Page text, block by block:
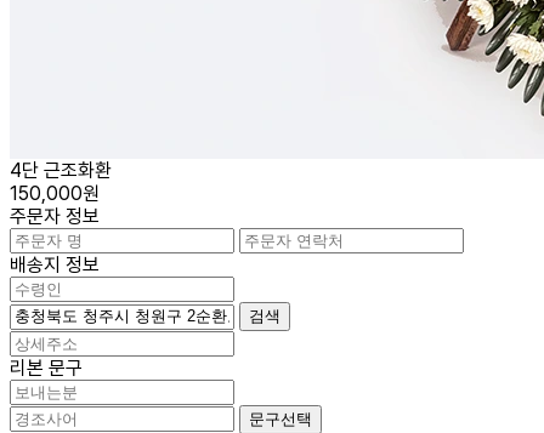
4단 근조화환
150,000원
주문자 정보
배송지 정보
검색
리본 문구
문구선택